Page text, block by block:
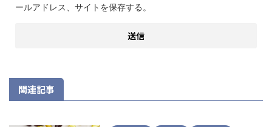
ールアドレス、サイトを保存する。
関連記事